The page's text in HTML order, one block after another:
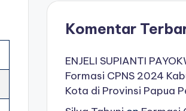
Komentar
ENJELI SUPIANTI
Formasi CPNS 2024
Kota di Provinsi Papua